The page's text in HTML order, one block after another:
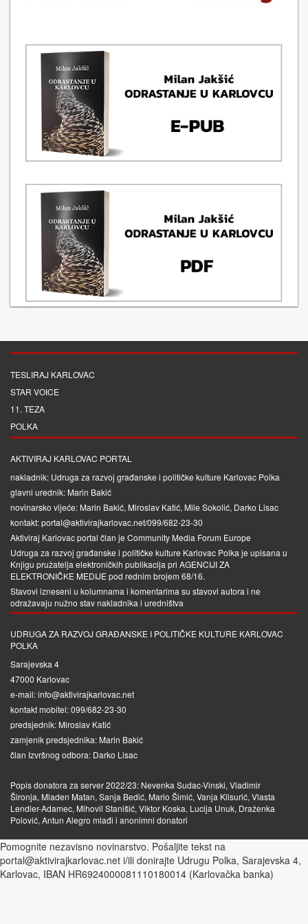
TESLIRAJ KARLOVAC
STAR VOICE
11. TEZA
POLKA
AKTIVIRAJ KARLOVAC PORTAL
nakladnik: Udruga za razvoj građanske i političke kulture Karlovac Polka
glavni urednik: Marin Bakić
novinarsko vijeće: Marin Bakić, Miroslav Katić, Mile Sokolić, Darko Lisac
kontakt: portal@aktivirajkarlovac.net/099/682-23-30
Aktiviraj Karlovac portal član je Community Media Forum Europe
Udruga za razvoj građanske i političke kulture Karlovac Polka je upisana u
Knjigu pružatelja elektroničkih publikacija pri AGENCIJI ZA
ELEKTRONIČKE MEDIJEpod rednim brojem 68/16.
Stavovi izneseni u kolumnama i komentarima su stavovi autora i ne
odražavaju nužno stav nakladnika i uredništva
UDRUGA ZA RAZVOJ GRAĐANSKE I POLITIČKE KULTURE KARLOVAC
POLKA
Sarajevska 4
47000 Karlovac
e-mail: info@aktivirajkarlovac.net
kontakt mobitel: 099/682-23-30
predsjednik: Miroslav Katić
zamjenik predsjednika: Marin Bakić
član Izvršnog odbora: Darko Lisac
Popis donatora za server 2022/23: Nevenka Sudac-Vinski, Vladimir
Šironja, Mladen Matan, Sanja Bedić, Mario Šimić, Vanja Klisurić, Vlasta
Lendler-Adamec, Mihovil Stanišić, Viktor Koska, Lucija Unuk, Draženka
Polović, Antun Alegro mlađi i anonimni donatori
Pomognite nezavisno novinarstvo. Pošaljite tekst na
portal@aktivirajkarlovac.net i/ili donirajte Udrugu Polka, Sarajevska 4,
Karlovac, IBAN HR6924000081110180014 (Karlovačka banka)